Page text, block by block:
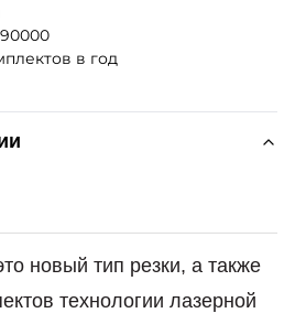
в год
новый тип резки, а также
технологии лазерной